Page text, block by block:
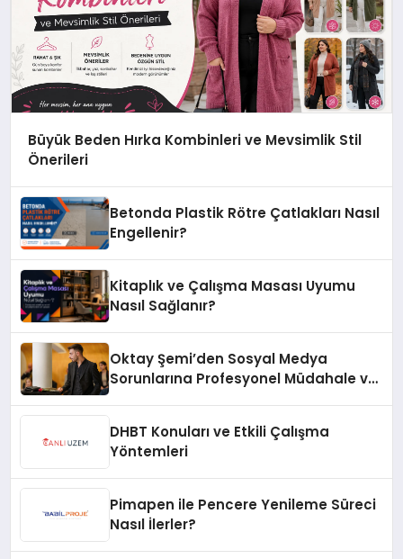
Büyük Beden Hırka Kombinleri ve Mevsimlik Stil
Önerileri
Betonda Plastik Rötre Çatlakları Nasıl
Engellenir?
Kitaplık ve Çalışma Masası Uyumu
Nasıl Sağlanır?
Oktay Şemi’den Sosyal Medya
Sorunlarına Profesyonel Müdahale ve
DHBT Konuları ve Etkili Çalışma
Yöntemleri
Pimapen ile Pencere Yenileme Süreci
Nasıl İlerler?